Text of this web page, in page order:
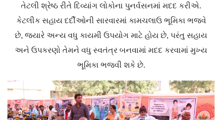
તેટલી શ્રેષ્ઠ રીતે દિવ્યાંગ લોકોના પુનર્વસનમાં મદદ કરીએ.
કેટલીક સહાય દર્દીઓની સારવારમાં કામચલાઉ ભૂમિકા ભજવે
છે, જ્યારે અન્ય વધુ કાયમી ઉપયોગ માટે હોય છે, પરંતુ સહાય
અને ઉપકરણો તેમને વધુ સ્વતંત્ર બનવામાં મદદ કરવામાં મુખ્ય
ભૂમિકા ભજવી શકે છે.